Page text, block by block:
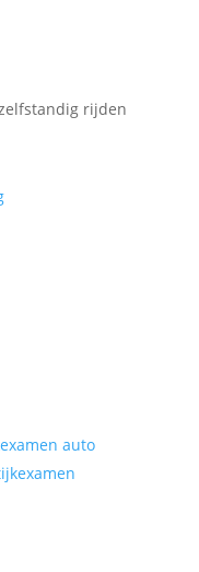
rijden
auto